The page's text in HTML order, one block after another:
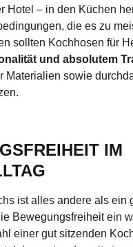
Hotel – in den Küchen
die es zu
sollten Kochhosen für
und absolutem
Materialien sowie
IM
ist alles andere als ein
Bewegungsfreiheit ein
einer gut sitzenden